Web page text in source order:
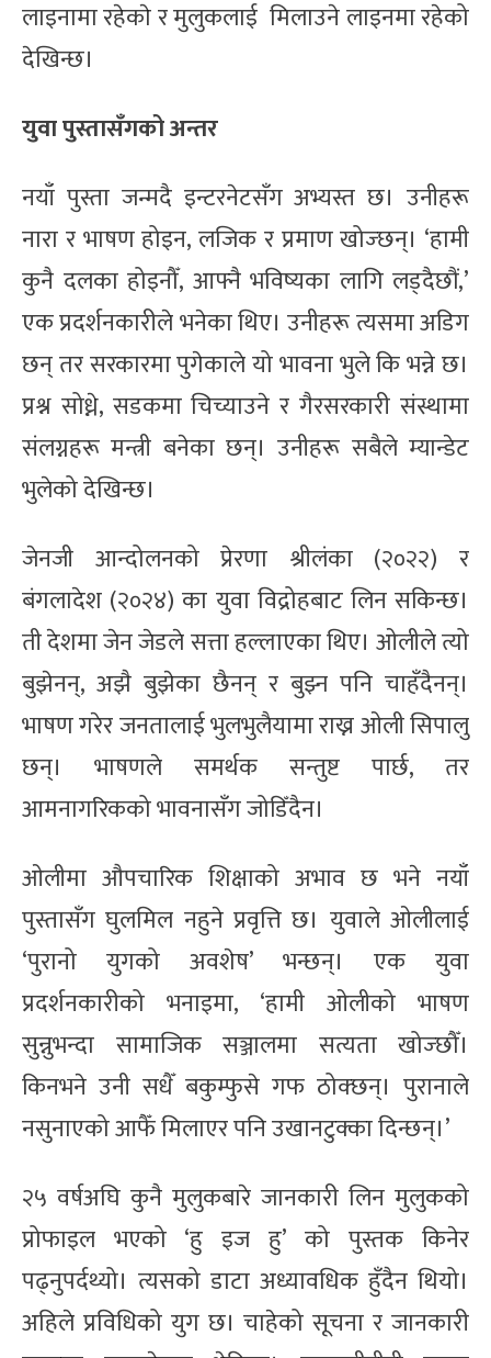
लाइनामा रहेकाे र मुलुकलाई मिलाउने लाइनमा रहेको
देखिन्छ।
युवा पुस्तासँगको अन्तर
नयाँ पुस्ता जन्मदै इन्टरनेटसँग अभ्यस्त छ। उनीहरू
नारा र भाषण होइन, लजिक र प्रमाण खोज्छन्। ‘हामी
कुनै दलका होइनौँ, आफ्नै भविष्यका लागि लड्दैछौं,’
एक प्रदर्शनकारीले भनेका थिए। उनीहरू त्यसमा अडिग
छन् तर सरकारमा पुगेकाले यो भावना भुले कि भन्ने छ।
प्रश्न सोध्ने, सडकमा चिच्याउने र गैरसरकारी संस्थामा
संलग्नहरू मन्त्री बनेका छन्। उनीहरू सबैले म्यान्डेट
भुलेको देखिन्छ।
जेनजी आन्दोलनको प्रेरणा श्रीलंका (२०२२) र
बंगलादेश (२०२४) का युवा विद्रोहबाट लिन सकिन्छ।
ती देशमा जेन जेडले सत्ता हल्लाएका थिए। ओलीले त्यो
बुझेनन्, अझै बुझेका छैनन् र बुझ्न पनि चाहँदैनन्।
भाषण गरेर जनतालाई भुलभुलैयामा राख्न ओली सिपालु
छन्। भाषणले समर्थक सन्तुष्ट पार्छ, तर
आमनागरिकको भावनासँग जोडिँदैन।
ओलीमा औपचारिक शिक्षाको अभाव छ भने नयाँ
पुस्तासँग घुलमिल नहुने प्रवृत्ति छ। युवाले ओलीलाई
‘पुरानो युगको अवशेष’ भन्छन्। एक युवा
प्रदर्शनकारीको भनाइमा, ‘हामी ओलीको भाषण
सुन्नुभन्दा सामाजिक सञ्जालमा सत्यता खोज्छौँ।
किनभने उनी सधैँ बकुम्फुसे गफ ठोक्छन्। पुरानाले
नसुनाएको आफैँ मिलाएर पनि उखानटुक्का दिन्छन्।’
२५ वर्षअघि कुनै मुलुकबारे जानकारी लिन मुलुकको
प्रोफाइल भएको ‘हु इज हु’ को पुस्तक किनेर
पढ्नुपर्दथ्यो। त्यसको डाटा अध्यावधिक हुँदैन थियो।
अहिले प्रविधिको युग छ। चाहेको सूचना र जानकारी